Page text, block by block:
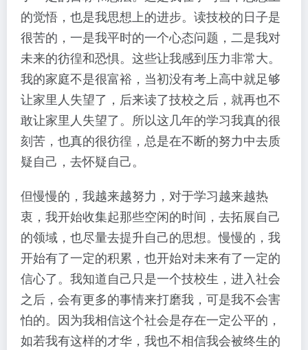
的觉悟，也是我思想上的进步。读技校的日子是
很苦的，一是我平时的一个心态问题，二是我对
未来的彷徨和恐惧。这些让我感到压力非常大。
我的家庭不是很富裕，当初没有考上高中就足够
让家里人失望了，后来读了技校之后，就再也不
敢让家里人失望了。所以这几年的学习我真的很
刻苦，也真的很彷徨，总是在不断的努力中去质
疑自己，去怀疑自己。
但慢慢的，我越来越努力，对于学习越来越热
衷，我开始收集起那些空闲的时间，去拓展自己
的领域，也尽量去提升自己的思想。慢慢的，我
开始有了一定的积累，也开始对未来有了一定的
信心了。我知道自己只是一个技校生，进入社会
之后，会有更多的事情来打磨我，可是我不会害
怕的。因为我相信这个社会是存在一定公平的，
如若我有这样的才华，我也不相信我会被终生的